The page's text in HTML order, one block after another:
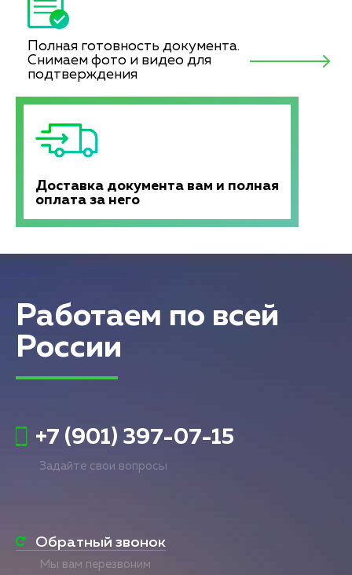
Полная готовность документа.
Снимаем фото и видео для
подтверждения
Доставка документа вам и полная
оплата за него
Работаем по всей
России
+7 (901) 397-07-15
Задайте свои вопросы
Обратный звонок
Мы вам перезвоним